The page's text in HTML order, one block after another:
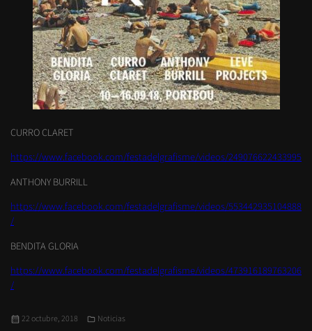
CURRO CLARET
https://www.facebook.com/festadelgrafisme/videos/249076622433995
ANTHONY BURRILL
https://www.facebook.com/festadelgrafisme/videos/553442935104888
/
BENDITA GLORIA
https://www.facebook.com/festadelgrafisme/videos/473916189763206
/
Publicado
22 octubre, 2018 Categorías
Noticias